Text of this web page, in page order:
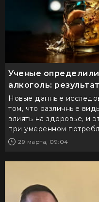
Ученые
алкоголь:
Новые данные
том, что различные
влиять на здоровье, и
при умеренном
29 марта, 09:04